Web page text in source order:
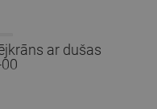
ar dušas